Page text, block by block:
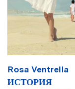
Rosa Ventrella
ИСТОРИЯ